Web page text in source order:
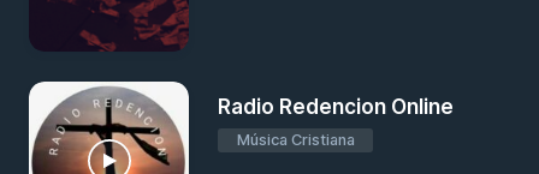
Radio Redencion Online
Música Cristiana